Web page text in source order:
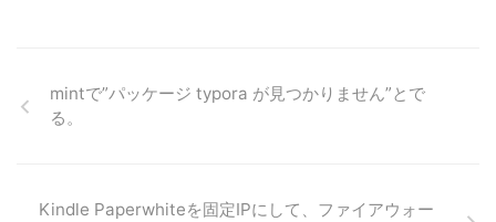
mintで”パッケージ typora が見つかりません”とで
る。
Kindle Paperwhiteを固定IPにして、ファイアウォー